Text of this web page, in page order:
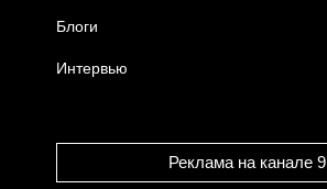
Блоги
Интервью
Реклама на канале 9